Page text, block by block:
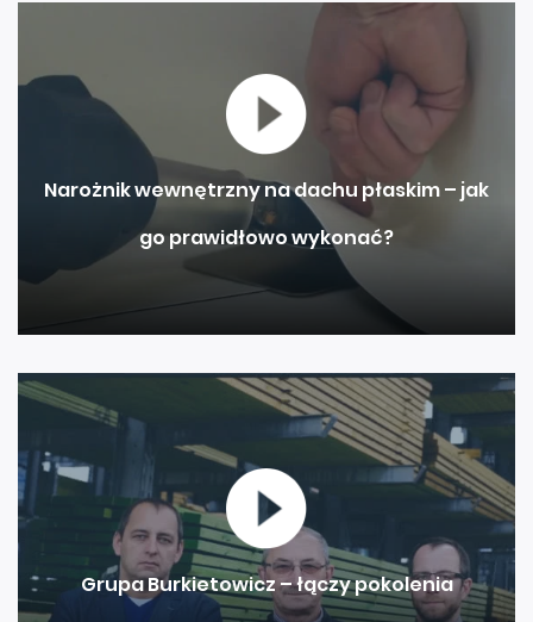
Narożnik wewnętrzny na dachu płaskim – jak
go prawidłowo wykonać?
Grupa Burkietowicz – łączy pokolenia